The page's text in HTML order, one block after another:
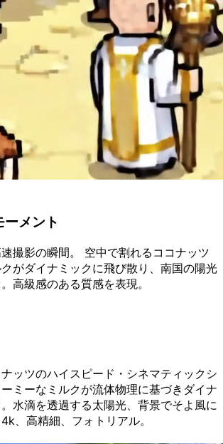
ーメント
撮影の瞬間。 空中で割れるココナッツ
がダイナミックに飛び散り、南国の陽光
高級感のある質感を表現。
ッツのハイスピード・シネマティックシ
ミーなミルクが流体物理に基づきダイナ
水滴を透過する太陽光、背景でそよ風に
、高精細、フォトリアル。